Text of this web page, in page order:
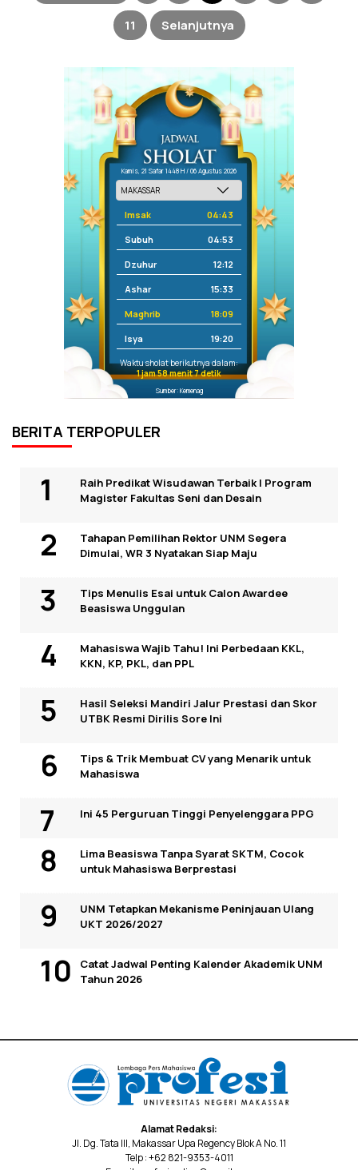
11 Selanjutnya
Kamis, 21 Safar 1448 H / 06 Agustus 2026
Imsak 04:43
Subuh 04:53
Dzuhur 12:12
Ashar 15:33
Maghrib 18:09
Isya 19:20
Waktu sholat berikutnya dalam:
1 jam 58 menit 6 detik
Sumber: Kemenag
BERITA TERPOPULER
Raih Predikat Wisudawan Terbaik I Program
Magister Fakultas Seni dan Desain
Tahapan Pemilihan Rektor UNM Segera
Dimulai, WR 3 Nyatakan Siap Maju
Tips Menulis Esai untuk Calon Awardee
Beasiswa Unggulan
Mahasiswa Wajib Tahu! Ini Perbedaan KKL,
KKN, KP, PKL, dan PPL
Hasil Seleksi Mandiri Jalur Prestasi dan Skor
UTBK Resmi Dirilis Sore Ini
Tips & Trik Membuat CV yang Menarik untuk
Mahasiswa
Ini 45 Perguruan Tinggi Penyelenggara PPG
Lima Beasiswa Tanpa Syarat SKTM, Cocok
untuk Mahasiswa Berprestasi
UNM Tetapkan Mekanisme Peninjauan Ulang
UKT 2026/2027
Catat Jadwal Penting Kalender Akademik UNM
Tahun 2026
Alamat Redaksi:
Jl. Dg. Tata III, Makassar Upa Regency Blok A No. 11
Telp : +62 821-9353-4011